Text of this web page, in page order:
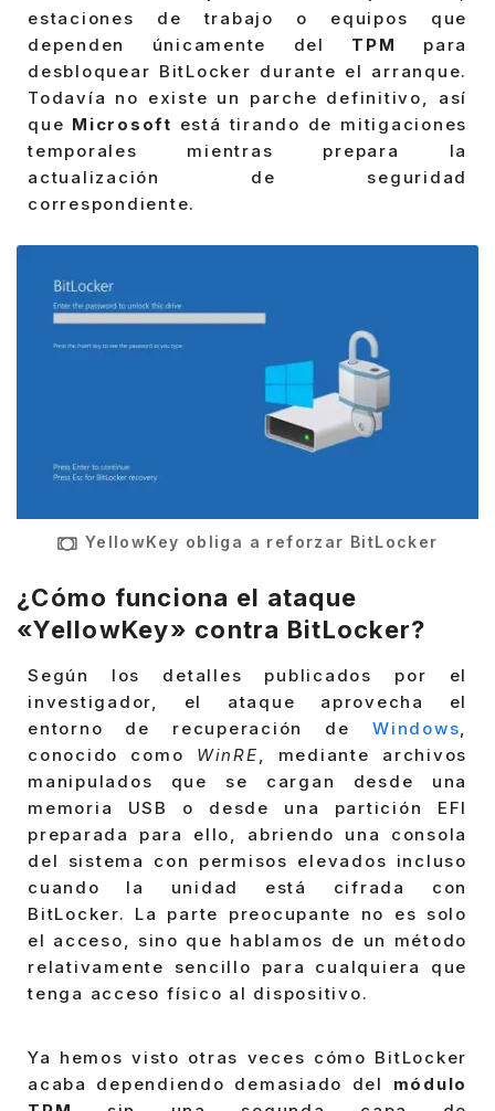
estaciones de trabajo o equipos que
dependen únicamente del TPM
para
desbloquear BitLocker durante el arranque.
Todavía no existe un parche definitivo, así
que Microsoft está tirando de mitigaciones
temporales mientras prepara la
actualización de seguridad
correspondiente.
YellowKey obliga a reforzar BitLocker
¿Cómo funciona el ataque
«YellowKey» contra BitLocker?
Según los detalles publicados por el
investigador, el ataque aprovecha el
entorno de recuperación de Windows,
conocido como WinRE, mediante archivos
manipulados que se cargan desde una
memoria USB o desde una partición EFI
preparada para ello, abriendo una consola
del sistema con permisos elevados incluso
cuando la unidad está cifrada con
BitLocker. La parte preocupante no es solo
el acceso, sino que hablamos de un método
relativamente sencillo para cualquiera que
tenga acceso físico al dispositivo.
Ya hemos visto otras veces cómo BitLocker
acaba dependiendo demasiado del módulo